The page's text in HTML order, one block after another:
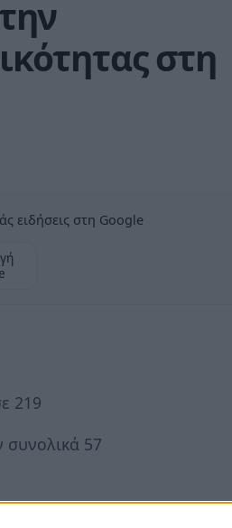
στη
ειδήσεις στη Google
219
συνολικά 57
σχηματίστηκε